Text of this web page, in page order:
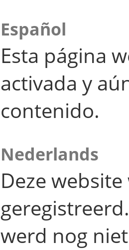
Español
Esta página
activada y
contenido.
Nederlands
Deze
werd nog